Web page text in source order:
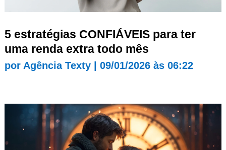
5 estratégias CONFIÁVEIS para ter
uma renda extra todo mês
por Agência Texty| 09/01/2026 às 06:22